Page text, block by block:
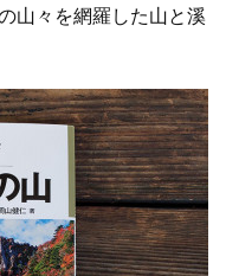
山々を網羅した山と溪